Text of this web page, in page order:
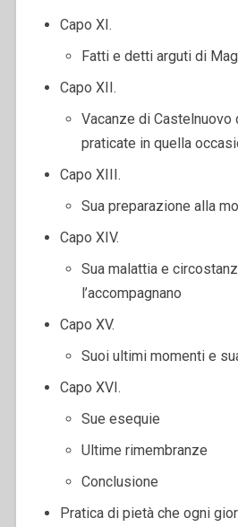
Capo XI.
Fatti e detti arguti di
Capo XII.
Vacanze di Castelnuovo
praticate in quella
Capo XIII.
Sua preparazione alla
Capo XIV.
Sua malattia e
l’accompagnano
Capo XV.
Suoi ultimi momenti e
Capo XVI.
Sue esequie
Ultime rimembranze
Conclusione
Pratica di pietà che ogni